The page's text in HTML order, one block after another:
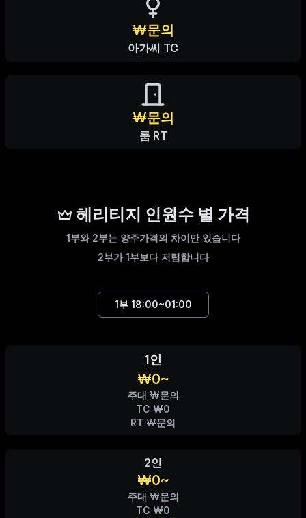
₩문의
아가씨 TC
₩문의
룸 RT
헤리티지 인원수 별 가격
1부와 2부는 양주가격의 차이만 있습니다
2부가 1부보다 저렴합니다
1부 18:00~01:00
1인
₩0~
주대 ₩문의
TC ₩0
RT ₩문의
2인
₩0~
주대 ₩문의
TC ₩0